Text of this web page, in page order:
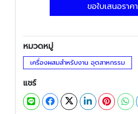
ขอใบเสนอราคา
หมวดหมู่
เครื่องผสมสำหรับงาน อุตสาหกรรม
แชร์